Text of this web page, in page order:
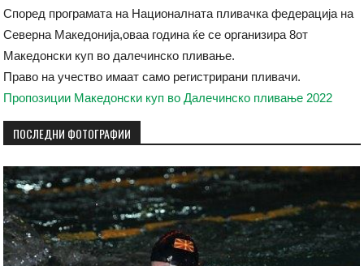
Според програмата на Националната пливачка федерација на
Северна Македонија,оваа година ќе се организира 8от
Македонски куп во далечинско пливање.
Право на учество имаат само регистрирани пливачи.
Пропозиции Македонски куп во Далечинско пливање 2022
ПОСЛЕДНИ ФОТОГРАФИИ